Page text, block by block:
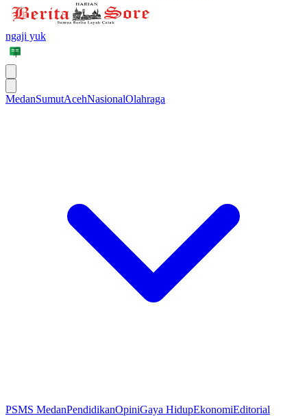
ngaji yuk
MedanSumutAcehNasionalOlahraga
PSMS MedanPendidikanOpiniGaya HidupEkonomiEditorial